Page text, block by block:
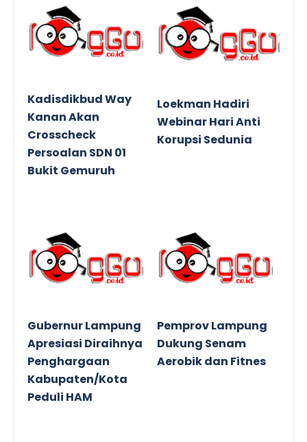
Kadisdikbud Way
Kanan Akan
Crosscheck
Persoalan SDN 01
Bukit Gemuruh
Loekman Hadiri
Webinar Hari Anti
Korupsi Sedunia
Gubernur Lampung
Apresiasi Diraihnya
Penghargaan
Kabupaten/Kota
Peduli HAM
Pemprov Lampung
Dukung Senam
Aerobik dan Fitnes